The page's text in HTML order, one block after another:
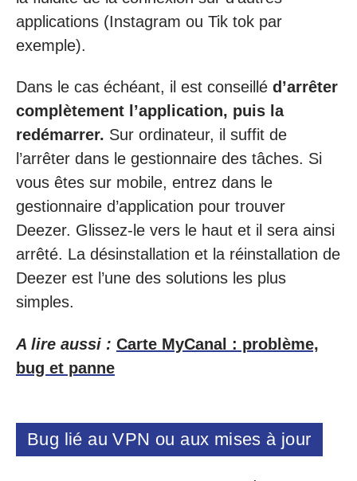
applications (Instagram ou Tik tok par
exemple).
Dans le cas échéant, il est conseillé d’arrêter
complètement l’application, puis la
redémarrer. Sur ordinateur, il suffit de
l’arrêter dans le gestionnaire des tâches. Si
vous êtes sur mobile, entrez dans le
gestionnaire d’application pour trouver
Deezer. Glissez-le vers le haut et il sera ainsi
arrêté. La désinstallation et la réinstallation de
Deezer est l’une des solutions les plus
simples.
A lire aussi : Carte MyCanal : problème,
bug et panne
Bug lié au VPN ou aux mises à jour